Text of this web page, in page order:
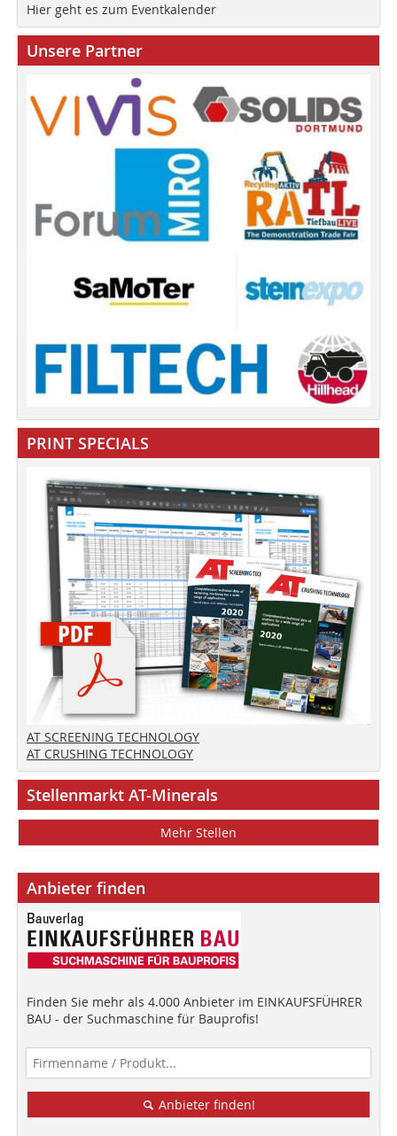
Hier geht es zum Eventkalender
Unsere Partner
PRINT SPECIALS
AT SCREENING TECHNOLOGY
AT CRUSHING TECHNOLOGY
Stellenmarkt AT-Minerals
Mehr Stellen
Anbieter finden
Finden Sie mehr als 4.000 Anbieter im EINKAUFSFÜHRER
BAU - der Suchmaschine für Bauprofis!
Anbieter finden!